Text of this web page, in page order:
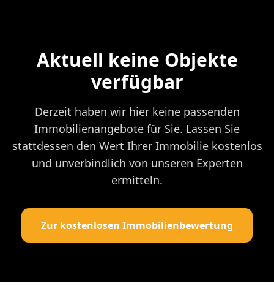
Aktuell keine Objekte
verfügbar
Derzeit haben wir hier keine passenden
Immobilienangebote für Sie. Lassen Sie
stattdessen den Wert Ihrer Immobilie kostenlos
und unverbindlich von unseren Experten
ermitteln.
Zur kostenlosen Immobilienbewertung